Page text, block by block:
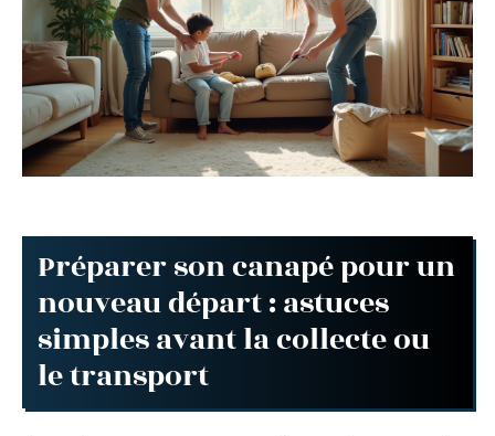
Préparer son canapé pour un
nouveau départ : astuces
simples avant la collecte ou
le transport